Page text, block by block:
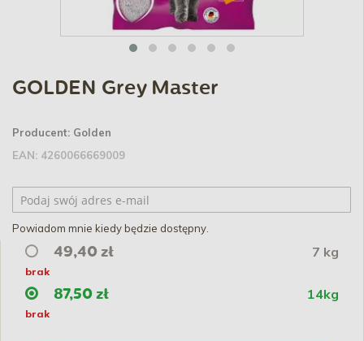
GOLDEN Grey Master
Producent: Golden
EAN: 4260066669009
Powiadom mnie kiedy będzie dostępny.
49,40 zł 7 kg
brak
87,50 zł 14kg
brak